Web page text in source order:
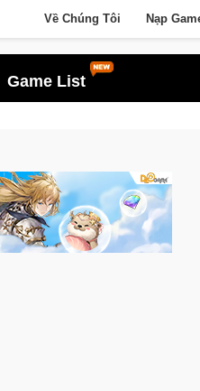
Về Chúng Tôi Nạp
Game List